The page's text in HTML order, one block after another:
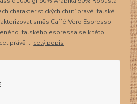
charakteristických chutí pravé italské
směs Caffé Vero Espresso
italského espressa se k této
právě ... celý popis